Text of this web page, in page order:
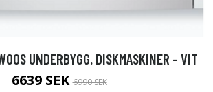
UNDERBYGG. DISKMASKINER - VIT
6639 SEK6990 SEK